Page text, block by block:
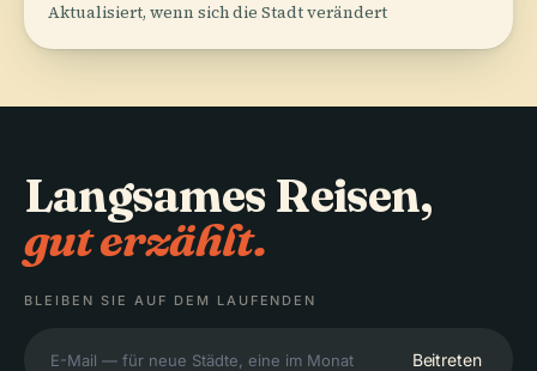
Aktualisiert, wenn sich die Stadt verändert
Langsames Reisen,
gut erzählt.
BLEIBEN SIE AUF DEM LAUFENDEN
Beitreten